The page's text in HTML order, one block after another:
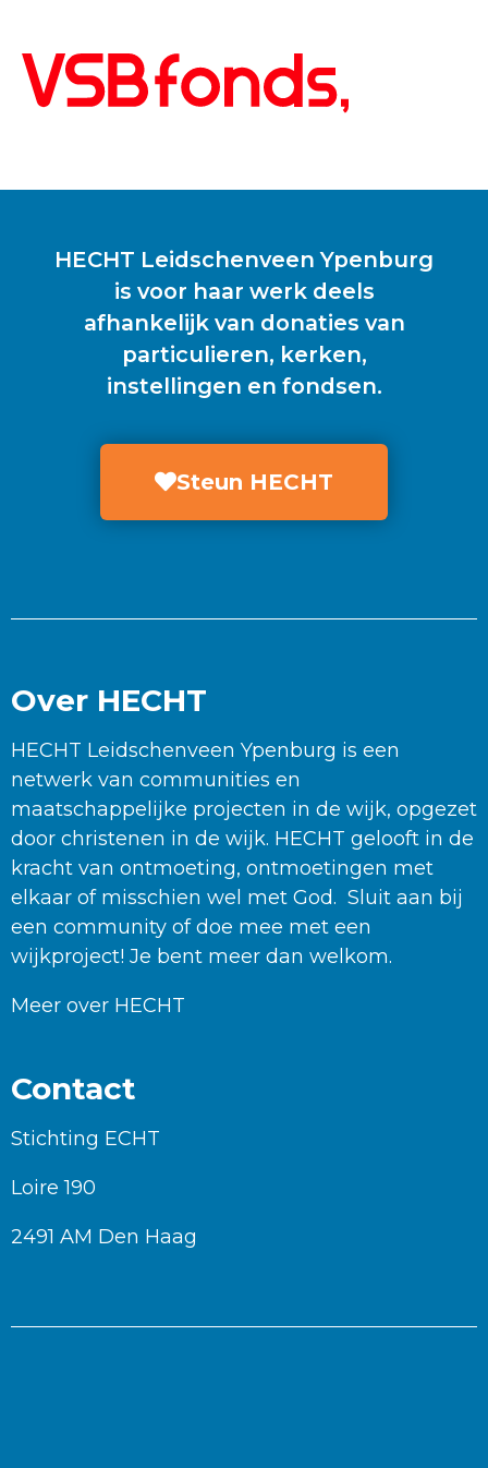
HECHT Leidschenveen Ypenburg
is voor haar werk deels
afhankelijk van donaties van
particulieren, kerken,
instellingen en fondsen.
Steun HECHT
Over HECHT
HECHT Leidschenveen Ypenburg is een
netwerk van communities en
maatschappelijke projecten in de wijk, opgezet
door christenen in de wijk. HECHT gelooft in de
kracht van ontmoeting, ontmoetingen met
elkaar of misschien wel met God. Sluit aan bij
een community of doe mee met een
wijkproject! Je bent meer dan welkom.
Meer over HECHT
Contact
Stichting ECHT
Loire 190
2491 AM Den Haag